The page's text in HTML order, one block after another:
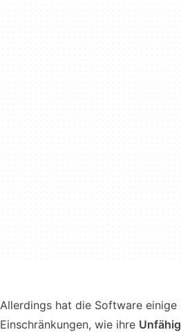
Allerdings hat die Software einige
Einschränkungen, wie ihre